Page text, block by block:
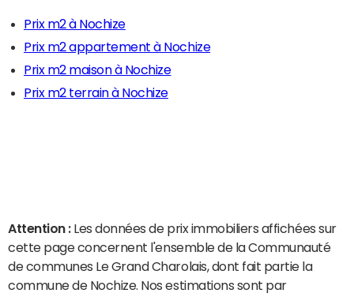
Prix m2 à Nochize
Prix m2 appartement à Nochize
Prix m2 maison à Nochize
Prix m2 terrain à Nochize
Attention : Les données de prix immobiliers affichées sur
cette page concernent l'ensemble de la Communauté
de communes Le Grand Charolais, dont fait partie la
commune de Nochize. Nos estimations sont par